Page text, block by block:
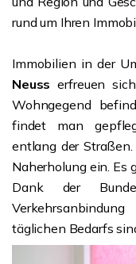
rund um Ihren
Immobilien in der
Neusserfreuen
Wohngegend
findet man
entlang der
Naherholung ein. Es
Dank der
täglichen Bedarfs